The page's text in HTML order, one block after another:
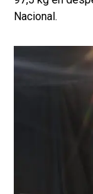
Nacional.